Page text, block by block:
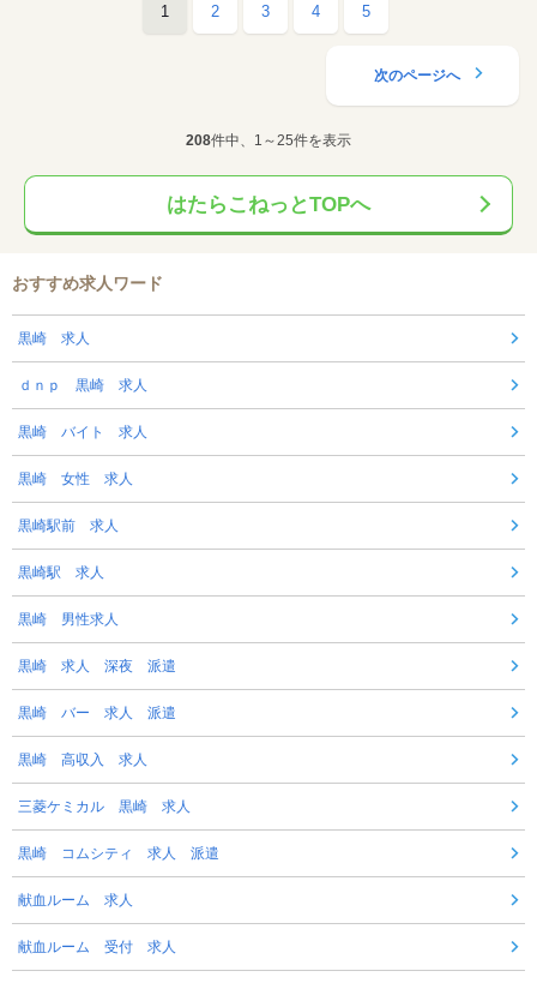
1 2 3 4 5
次のページへ
208件中、1～25件を表示
はたらこねっとTOPへ
おすすめ求人ワード
黒崎 求人
ｄｎｐ 黒崎 求人
黒崎 バイト 求人
黒崎 女性 求人
黒崎駅前 求人
黒崎駅 求人
黒崎 男性求人
黒崎 求人 深夜 派遣
黒崎 バー 求人 派遣
黒崎 高収入 求人
三菱ケミカル 黒崎 求人
黒崎 コムシティ 求人 派遣
献血ルーム 求人
献血ルーム 受付 求人